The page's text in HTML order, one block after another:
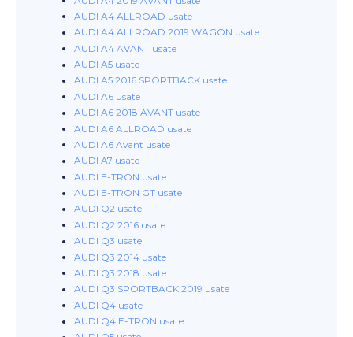
AUDI A4 ALLROAD usate
AUDI A4 ALLROAD 2019 WAGON usate
AUDI A4 AVANT usate
AUDI A5 usate
AUDI A5 2016 SPORTBACK usate
AUDI A6 usate
AUDI A6 2018 AVANT usate
AUDI A6 ALLROAD usate
AUDI A6 Avant usate
AUDI A7 usate
AUDI E-TRON usate
AUDI E-TRON GT usate
AUDI Q2 usate
AUDI Q2 2016 usate
AUDI Q3 usate
AUDI Q3 2014 usate
AUDI Q3 2018 usate
AUDI Q3 SPORTBACK 2019 usate
AUDI Q4 usate
AUDI Q4 E-TRON usate